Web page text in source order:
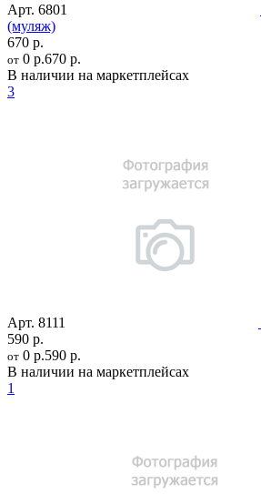
Арт. 6801
(муляж)
670 р.
от 0 р.670 р.
В наличии на маркетплейсах
3
Арт. 8111
590 р.
от 0 р.590 р.
В наличии на маркетплейсах
1